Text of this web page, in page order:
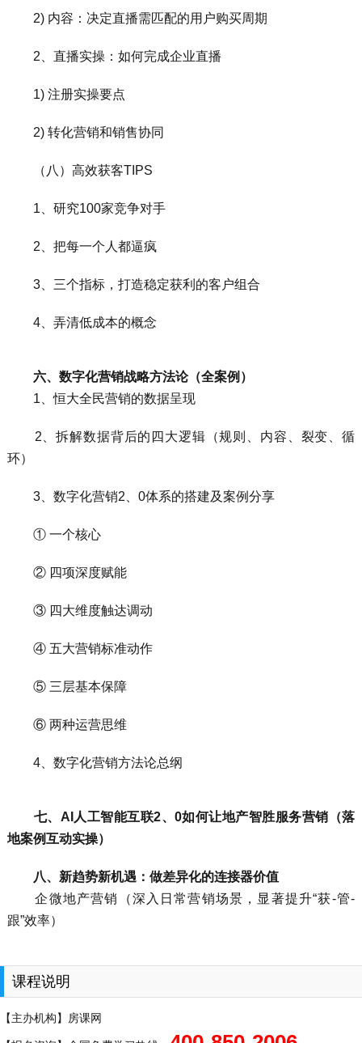
2) 内容：决定直播需匹配的用户购买周期
2、直播实操：如何完成企业直播
1) 注册实操要点
2) 转化营销和销售协同
（八）高效获客TIPS
1、研究100家竞争对手
2、把每一个人都逼疯
3、三个指标，打造稳定获利的客户组合
4、弄清低成本的概念
六、数字化营销战略方法论（全案例）
1、恒大全民营销的数据呈现
2、拆解数据背后的四大逻辑（规则、内容、裂变、循
环）
3、数字化营销2、0体系的搭建及案例分享
① 一个核心
② 四项深度赋能
③ 四大维度触达调动
④ 五大营销标准动作
⑤ 三层基本保障
⑥ 两种运营思维
4、数字化营销方法论总纲
七、AI人工智能互联2、0如何让地产智胜服务营销（落
地案例互动实操）
八、新趋势新机遇：做差异化的连接器价值
企微地产营销（深入日常营销场景，显著提升“获-管-
跟”效率）
课程说明
【主办机构】房课网